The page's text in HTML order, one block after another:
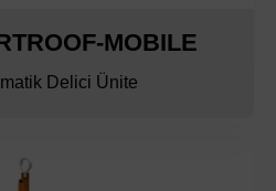
MOBILE
Delici Ünite